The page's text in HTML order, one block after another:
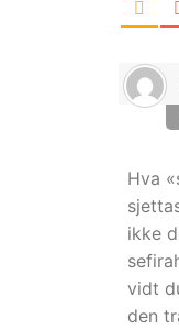
Hva
ikke
vidt
den